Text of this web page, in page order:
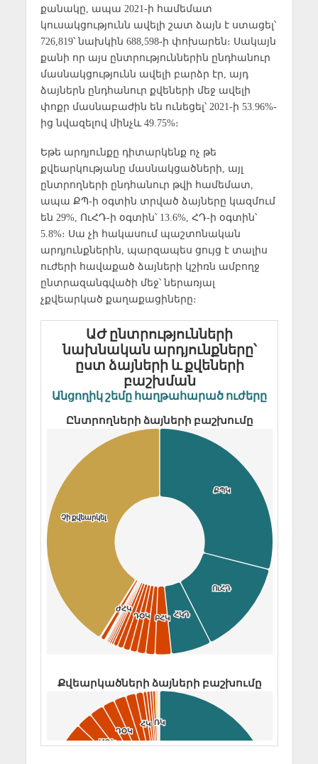
քանակը, ապա 2021-ի համեմատ
կուսակցությունն ավելի շատ ձայն է ստացել՝
726,819՝ նախկին 688,598-ի փոխարեն։ Սակայն
քանի որ այս ընտրություններին ընդհանուր
մասնակցությունն ավելի բարձր էր, այդ
ձայներն ընդհանուր քվեների մեջ ավելի
փոքր մասնաբաժին են ունեցել՝ 2021-ի 53.96%-
ից նվազելով մինչև 49.75%։
Եթե արդյունքը դիտարկենք ոչ թե
քվեարկությանը մասնակցածների, այլ
ընտրողների ընդհանուր թվի համեմատ,
ապա ՔՊ-ի օգտին տրված ձայները կազմում
են 29%, ՈւՀԴ-ի օգտին՝ 13.6%, ՀԴ-ի օգտին՝
5.8%։ Սա չի հակասում պաշտոնական
արդյունքներին, պարզապես ցույց է տալիս
ուժերի հավաքած ձայների կշիռն ամբողջ
ընտրազանգվածի մեջ՝ ներառյալ
չքվեարկած քաղաքացիները։